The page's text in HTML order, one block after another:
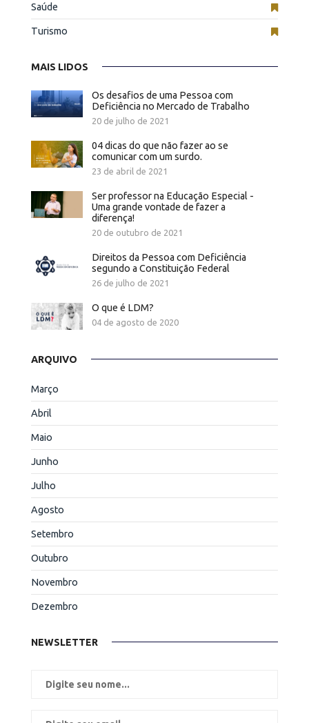
Saúde
Turismo
MAIS LIDOS
Os desafios de uma Pessoa com
Deficiência no Mercado de Trabalho
20 de julho de 2021
04 dicas do que não fazer ao se
comunicar com um surdo.
23 de abril de 2021
Ser professor na Educação Especial -
Uma grande vontade de fazer a
diferença!
20 de outubro de 2021
Direitos da Pessoa com Deficiência
segundo a Constituição Federal
26 de julho de 2021
O que é LDM?
04 de agosto de 2020
ARQUIVO
Março
Abril
Maio
Junho
Julho
Agosto
Setembro
Outubro
Novembro
Dezembro
NEWSLETTER